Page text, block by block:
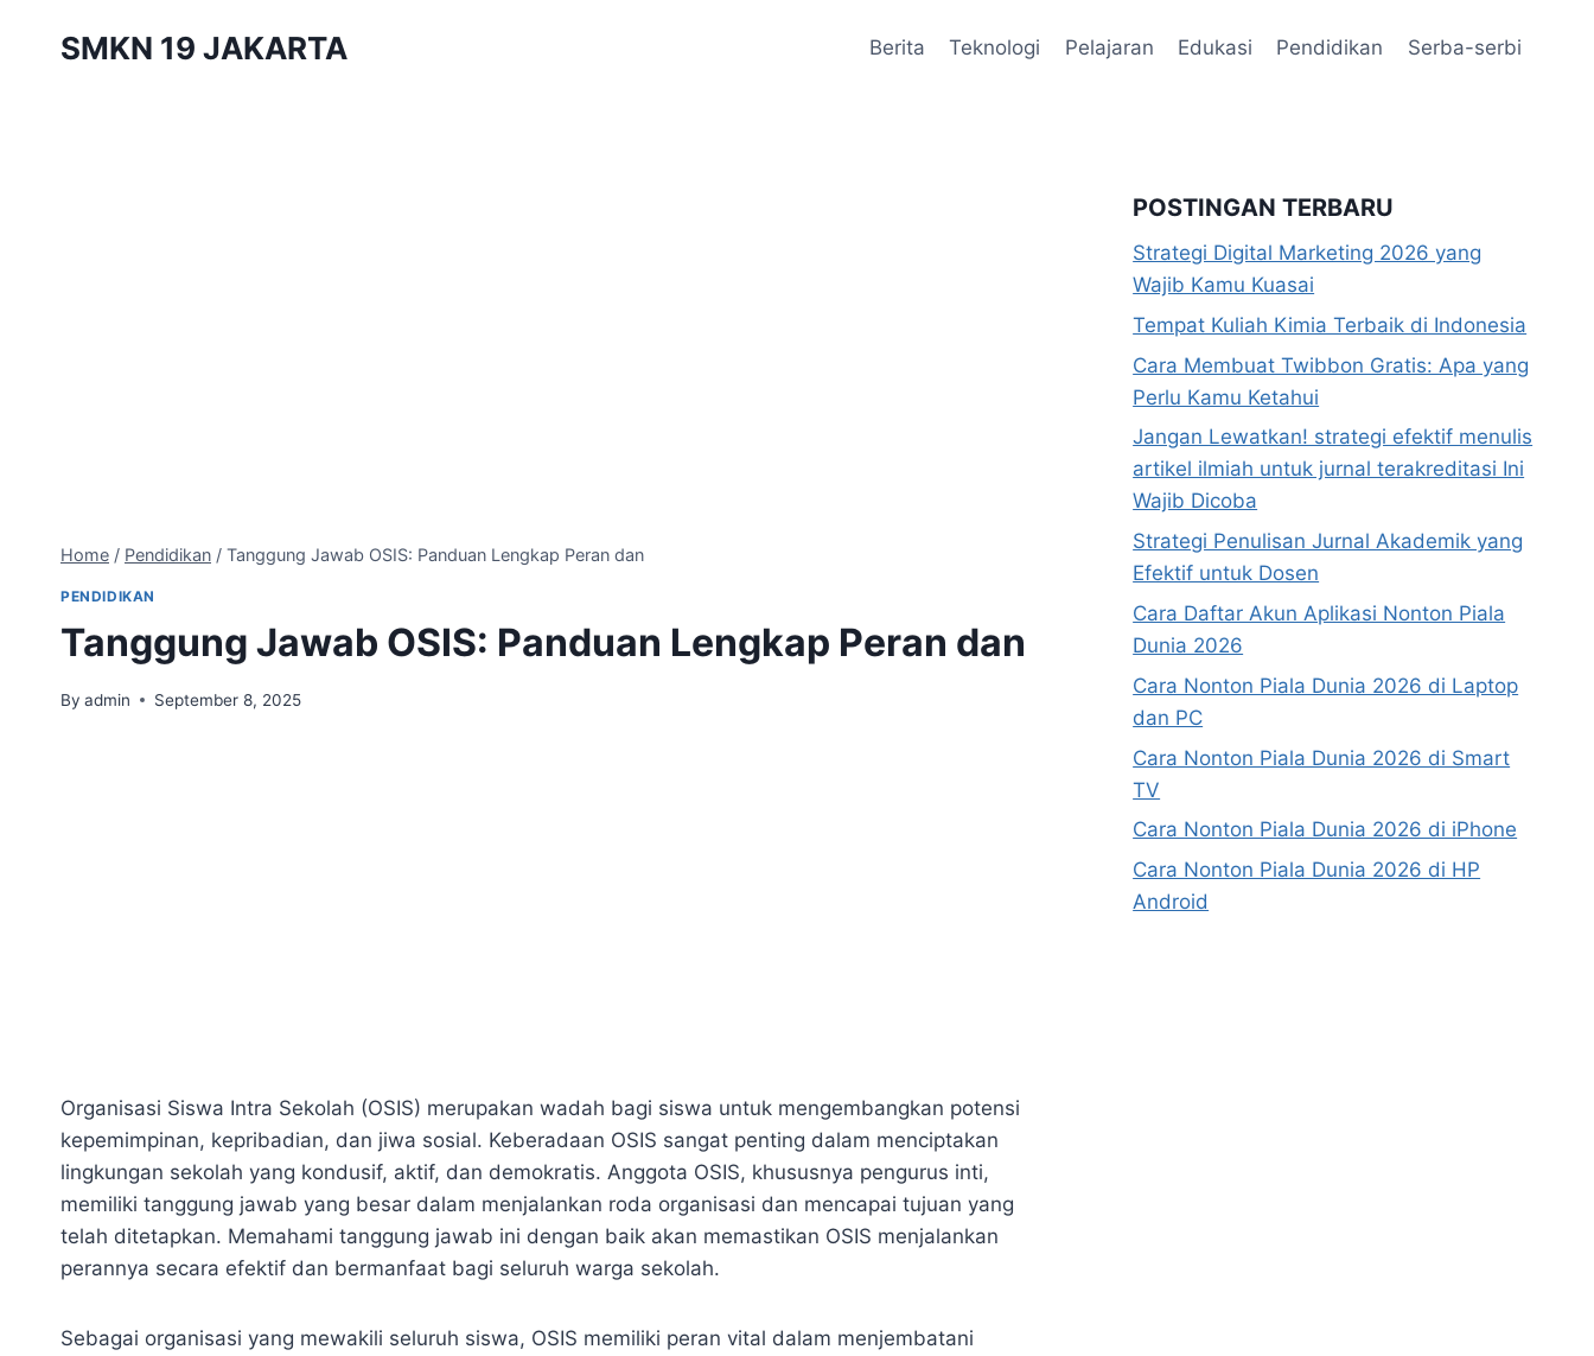
SMKN 19 JAKARTA Berita Teknologi Pelajaran Edukasi Pendidikan Serba-serbi
Home / Pendidikan / Tanggung Jawab OSIS: Panduan Lengkap Peran dan
PENDIDIKAN
Tanggung Jawab OSIS: Panduan Lengkap Peran dan
By admin September 8, 2025
Organisasi Siswa Intra Sekolah (OSIS) merupakan wadah bagi siswa untuk mengembangkan potensi
kepemimpinan, kepribadian, dan jiwa sosial. Keberadaan OSIS sangat penting dalam menciptakan
lingkungan sekolah yang kondusif, aktif, dan demokratis. Anggota OSIS, khususnya pengurus inti,
memiliki tanggung jawab yang besar dalam menjalankan roda organisasi dan mencapai tujuan yang
telah ditetapkan. Memahami tanggung jawab ini dengan baik akan memastikan OSIS menjalankan
perannya secara efektif dan bermanfaat bagi seluruh warga sekolah.
Sebagai organisasi yang mewakili seluruh siswa, OSIS memiliki peran vital dalam menjembatani
POSTINGAN TERBARU
Strategi Digital Marketing 2026 yang
Wajib Kamu Kuasai
Tempat Kuliah Kimia Terbaik di Indonesia
Cara Membuat Twibbon Gratis: Apa yang
Perlu Kamu Ketahui
Jangan Lewatkan! strategi efektif menulis
artikel ilmiah untuk jurnal terakreditasi Ini
Wajib Dicoba
Strategi Penulisan Jurnal Akademik yang
Efektif untuk Dosen
Cara Daftar Akun Aplikasi Nonton Piala
Dunia 2026
Cara Nonton Piala Dunia 2026 di Laptop
dan PC
Cara Nonton Piala Dunia 2026 di Smart
TV
Cara Nonton Piala Dunia 2026 di iPhone
Cara Nonton Piala Dunia 2026 di HP
Android